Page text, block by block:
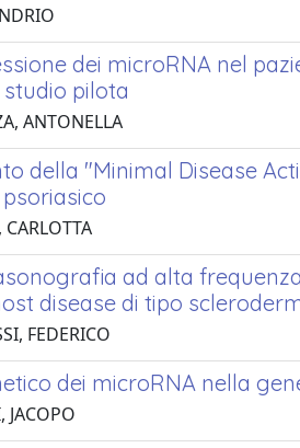
dei microRNA nel
pilota
ANTONELLA
della "Minimal Disease
ad alta
disease di tipo
FEDERICO
dei microRNA nella
JACOPO